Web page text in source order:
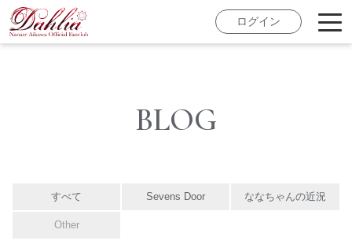
ログイン
BLOG
すべて Sevens Door ななちゃんの近況
Other